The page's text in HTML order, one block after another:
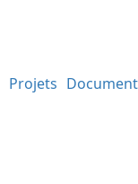
Projets